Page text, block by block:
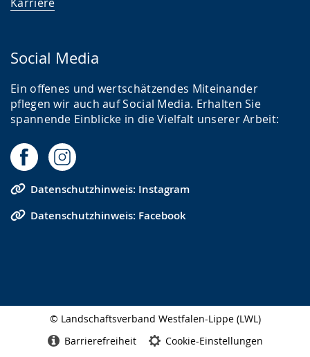
Social Media
Ein offenes und wertschätzendes Miteinander
pflegen wir auch auf Social Media. Erhalten Sie
spannende Einblicke in die Vielfalt unserer Arbeit:
Datenschutzhinweis: Instagram
Datenschutzhinweis: Facebook
© Landschaftsverband Westfalen-Lippe (LWL)
Barrierefreiheit Cookie-Einstellungen